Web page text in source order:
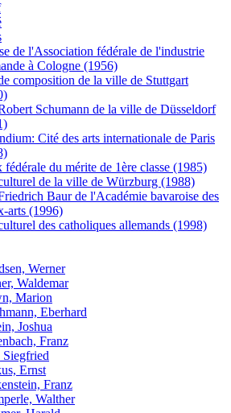
de l'Association fédérale de l'industrie
à Cologne (1956)
composition de la ville de Stuttgart
Schumann de la ville de Düsseldorf
Cité des arts internationale de Paris
fédérale du mérite de 1ère classe (1985)
de la ville de Würzburg (1988)
Baur de l'Académie bavaroise des
arts (1996)
des catholiques allemands (1998)
Werner
Waldemar
Marion
Eberhard
Joshua
Franz
Ernst
Franz
Walther